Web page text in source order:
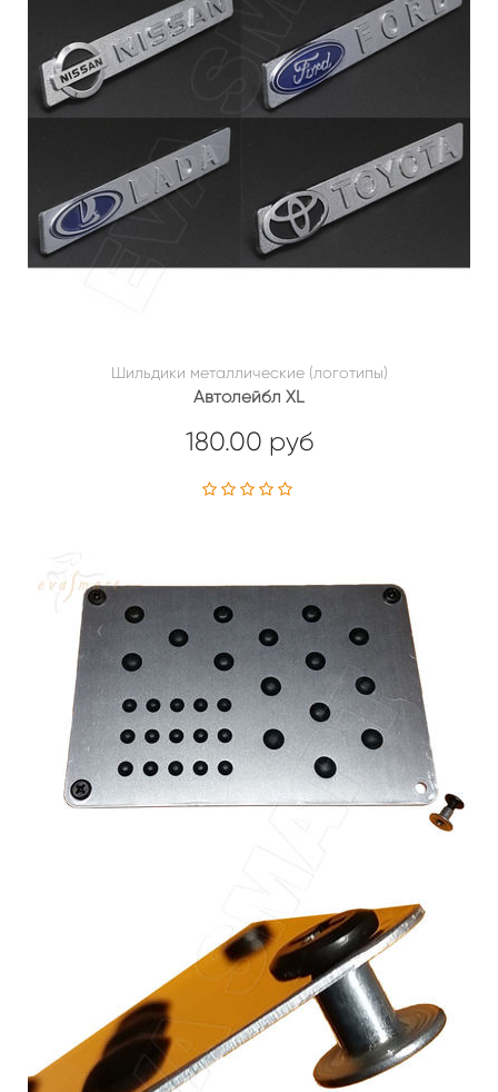
Шильдики металлические (логотипы)
Автолейбл XL
180.00 руб